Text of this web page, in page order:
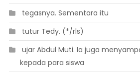
 tegasnya. Sementara itu
 tutur Tedy. (*/rls)
 ujar Abdul Muti. Ia juga
kepada para siswa